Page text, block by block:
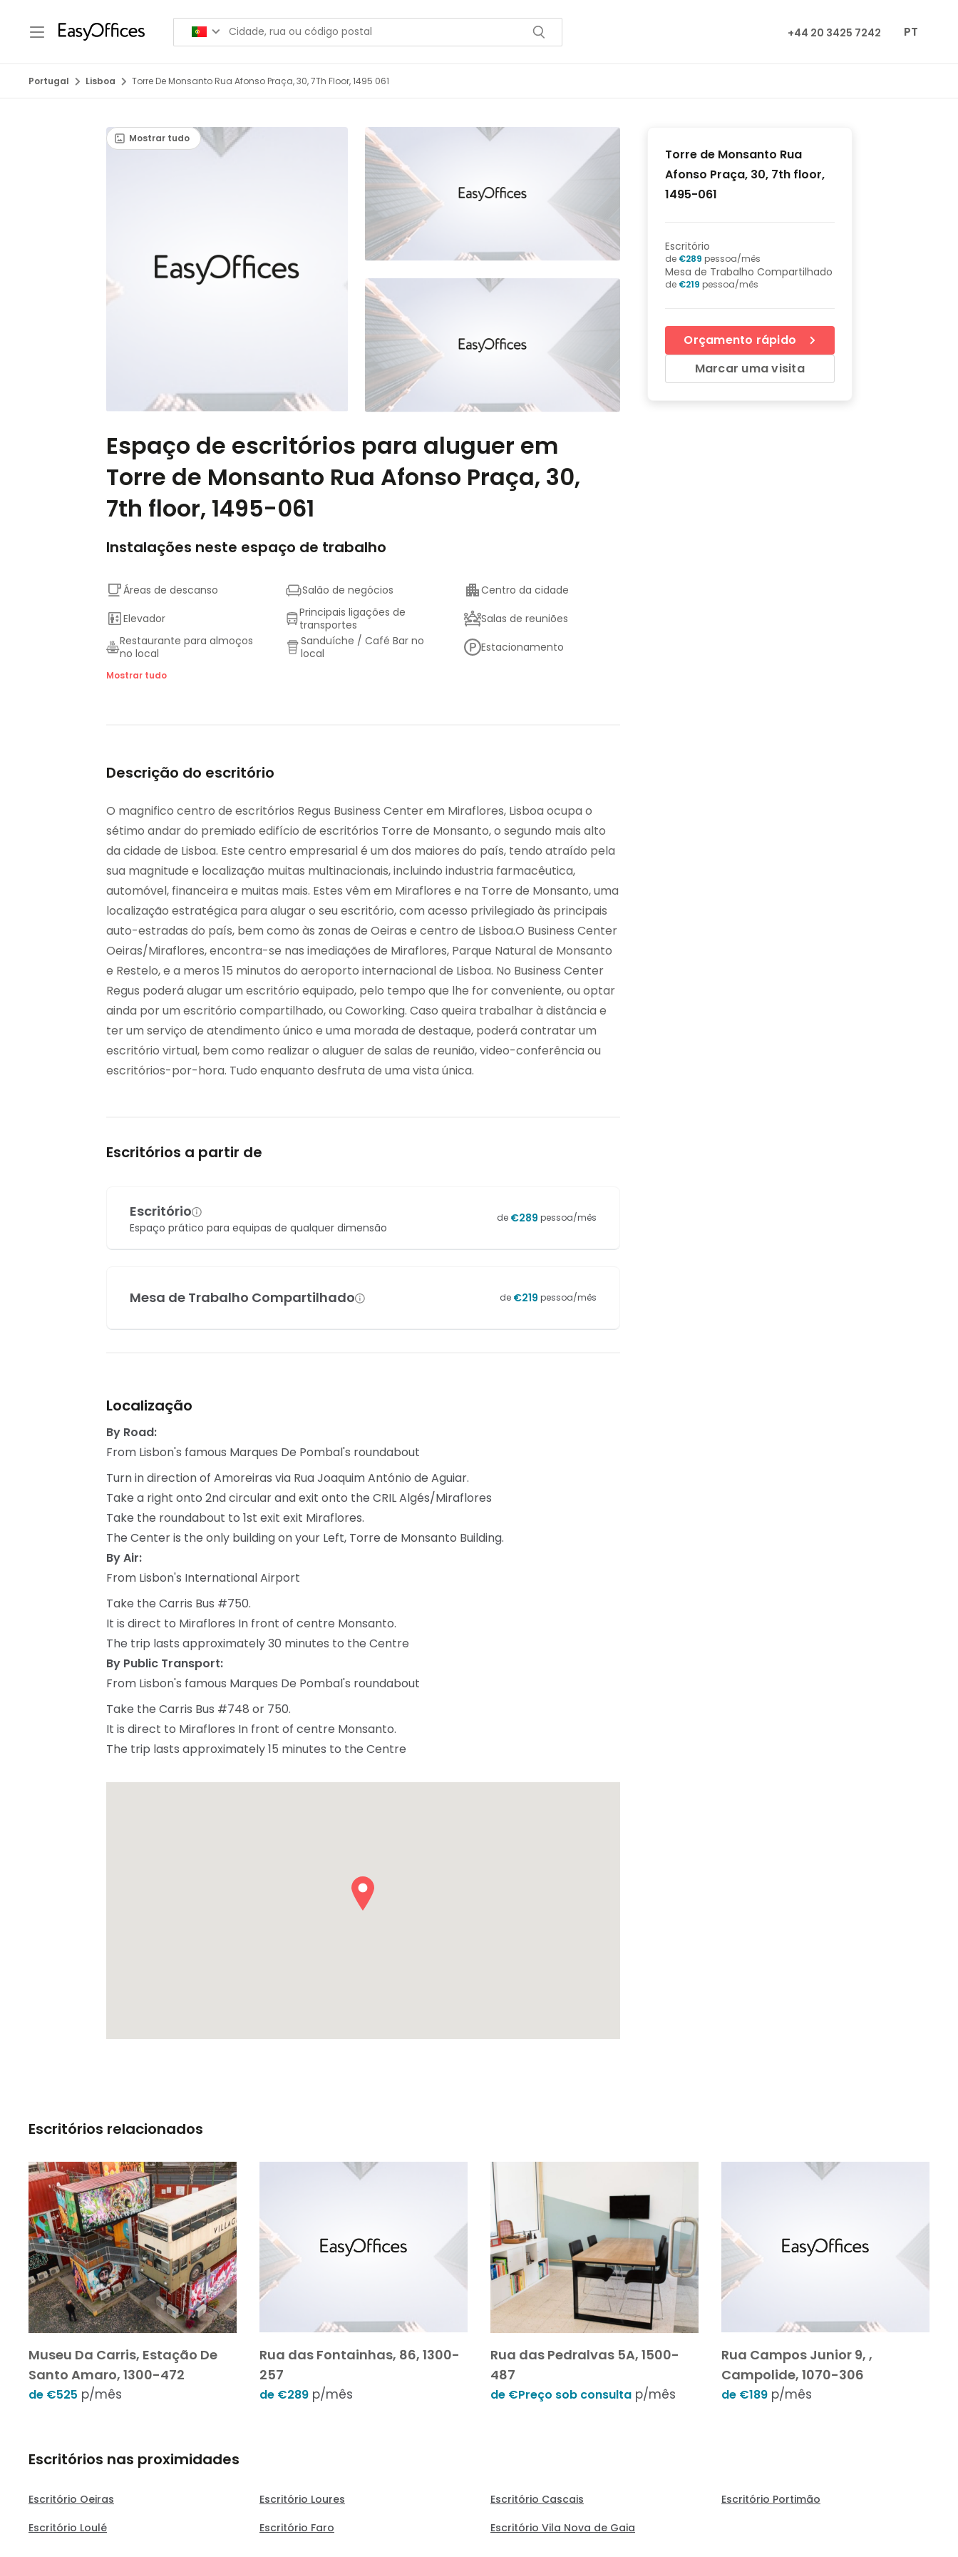
+44 20 3425 7242 PT
Portugal Lisboa Torre De Monsanto Rua Afonso Praça, 30, 7Th Floor, 1495 061
Mostrar tudo
Espaço de escritórios para aluguer em
Torre de Monsanto Rua Afonso Praça, 30,
7th floor, 1495-061
Instalações neste espaço de trabalho
Áreas de descanso Salão de negócios
Centro da cidade
Elevador
Principais ligações de
transportes
Salas de reuniões
Restaurante para almoços
no local
Sanduíche / Café Bar no
local
Estacionamento
Estacionamento
subterrâneo seguro
Mostrar tudo
Descrição do escritório
O magnifico centro de escritórios Regus Business Center em Miraflores, Lisboa ocupa o
sétimo andar do premiado edifício de escritórios Torre de Monsanto, o segundo mais alto
da cidade de Lisboa. Este centro empresarial é um dos maiores do país, tendo atraído pela
sua magnitude e localização muitas multinacionais, incluindo industria farmacêutica,
automóvel, financeira e muitas mais. Estes vêm em Miraflores e na Torre de Monsanto, uma
localização estratégica para alugar o seu escritório, com acesso privilegiado às principais
auto-estradas do país, bem como às zonas de Oeiras e centro de Lisboa.O Business Center
Oeiras/Miraflores, encontra-se nas imediações de Miraflores, Parque Natural de Monsanto
e Restelo, e a meros 15 minutos do aeroporto internacional de Lisboa. No Business Center
Regus poderá alugar um escritório equipado, pelo tempo que lhe for conveniente, ou optar
ainda por um escritório compartilhado, ou Coworking. Caso queira trabalhar à distância e
ter um serviço de atendimento único e uma morada de destaque, poderá contratar um
escritório virtual, bem como realizar o aluguer de salas de reunião, video-conferência ou
escritórios-por-hora. Tudo enquanto desfruta de uma vista única.
Escritórios a partir de
Escritório
Espaço prático para equipas de qualquer dimensão
de €289 pessoa/mês
Mesa de Trabalho Compartilhado de €219 pessoa/mês
Localização
By Road:
From Lisbon's famous Marques De Pombal's roundabout
Turn in direction of Amoreiras via Rua Joaquim António de Aguiar.
Take a right onto 2nd circular and exit onto the CRIL Algés/Miraflores
Take the roundabout to 1st exit exit Miraflores.
The Center is the only building on your Left, Torre de Monsanto Building.
By Air:
From Lisbon's International Airport
Take the Carris Bus #750.
It is direct to Miraflores In front of centre Monsanto.
The trip lasts approximately 30 minutes to the Centre
By Public Transport:
From Lisbon's famous Marques De Pombal's roundabout
Take the Carris Bus #748 or 750.
It is direct to Miraflores In front of centre Monsanto.
The trip lasts approximately 15 minutes to the Centre
Torre de Monsanto Rua
Afonso Praça, 30, 7th floor,
1495-061
Escritório
de €289 pessoa/mês
Mesa de Trabalho Compartilhado
de €219 pessoa/mês
Orçamento rápido
Marcar uma visita
Escritórios relacionados
Museu Da Carris, Estação De
Santo Amaro, 1300-472
de €525 p/mês
Rua das Fontainhas, 86, 1300-
257
de €289 p/mês
Rua das Pedralvas 5A, 1500-
487
de €Preço sob consulta p/mês
Rua Campos Junior 9, ,
Campolide, 1070-306
de €189 p/mês
Escritórios nas proximidades
Escritório Oeiras Escritório Loures Escritório Cascais
Escritório Portimão
Escritório Loulé
Escritório Faro Escritório Vila Nova de Gaia